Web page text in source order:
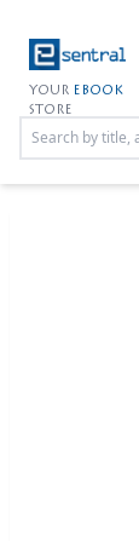
YOUR EBOOK
STORE